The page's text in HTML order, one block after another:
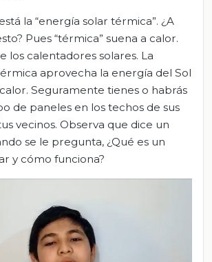
la “energía solar térmica”. ¿A
Pues “térmica” suena a calor.
los calentadores solares. La
aprovecha la energía del Sol
Seguramente tienes o habrás
de paneles en los techos de sus
vecinos. Observa que dice un
se le pregunta, ¿Qué es un
y cómo funciona?